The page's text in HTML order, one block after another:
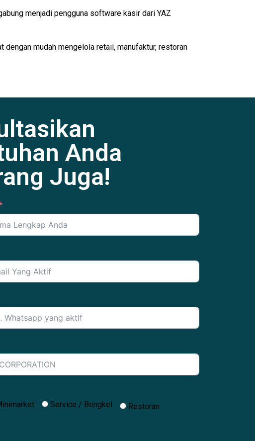
menjadi pengguna software kasir dari YAZ
mudah mengelola retail, manufaktur, restoran
Anda
Juga!
Service / Bengkel Restoran